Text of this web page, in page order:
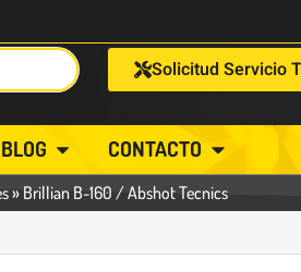
Solicitud Servicio
BLOG CONTACTO
» Brillian B-160 / Abshot Tecnics